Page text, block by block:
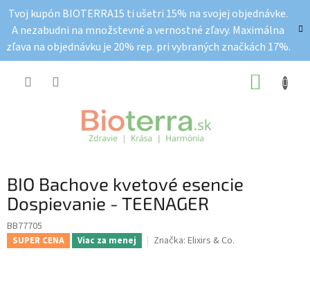
obsah
Tvoj kupón BIOTERRA15 ti ušetri 15% na svojej objednávke.
A nezabudni na množstevné a vernostné zľavy. Maximálna
zľava na objednávku je 20% rep. pri vybraných značkách 17%.
BIO Bachove kvetové esencie
Dospievanie - TEENAGER
BB77705
SUPER CENA Viac za menej Značka: Elixirs & Co.